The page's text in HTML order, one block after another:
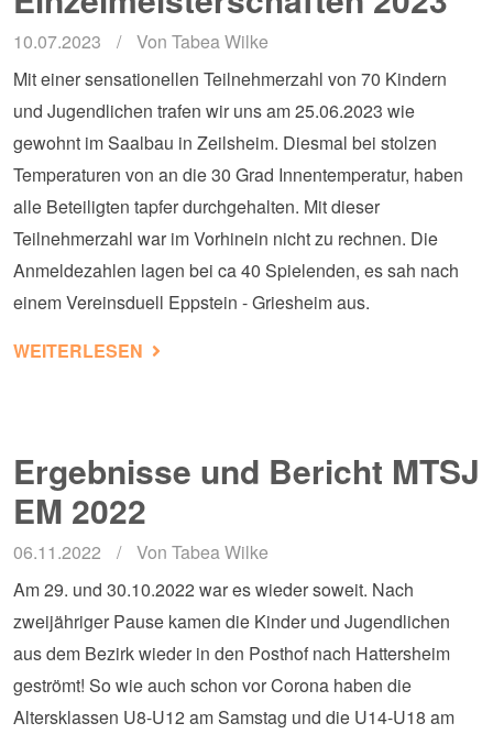
10.07.2023 Von Tabea Wilke
Mit einer sensationellen Teilnehmerzahl von 70 Kindern
und Jugendlichen trafen wir uns am 25.06.2023 wie
gewohnt im Saalbau in Zeilsheim. Diesmal bei stolzen
Temperaturen von an die 30 Grad Innentemperatur, haben
alle Beteiligten tapfer durchgehalten. Mit dieser
Teilnehmerzahl war im Vorhinein nicht zu rechnen. Die
Anmeldezahlen lagen bei ca 40 Spielenden, es sah nach
einem Vereinsduell Eppstein - Griesheim aus.
WEITERLESEN ÜBER ERGEBNISSE DER MTSJ BLITZ-
Ergebnisse und Bericht MTSJ
EM 2022
06.11.2022 Von Tabea Wilke
Am 29. und 30.10.2022 war es wieder soweit. Nach
zweijähriger Pause kamen die Kinder und Jugendlichen
aus dem Bezirk wieder in den Posthof nach Hattersheim
geströmt! So wie auch schon vor Corona haben die
Altersklassen U8-U12 am Samstag und die U14-U18 am